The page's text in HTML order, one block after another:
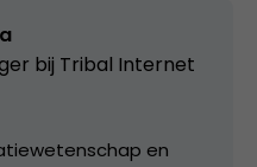
bij Tribal Internet
en